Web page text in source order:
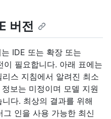
버전
IDE 또는 확장 또는
필요합니다. 아래 표에는
스 지침에서 알려진 최소
보는 미정이며 모델 지원
다. 최상의 결과를 위해
인을 사용 가능한 최신